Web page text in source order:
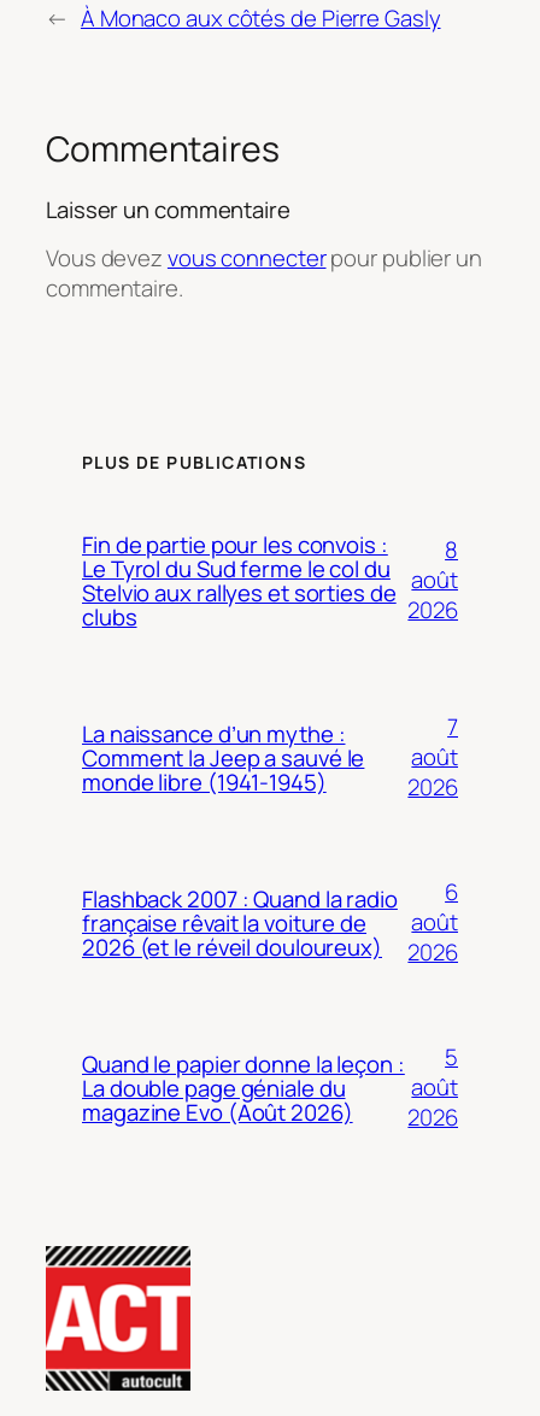
← À Monaco aux côtés de Pierre Gasly
Commentaires
Laisser un commentaire
Vous devezvous connecterpour publier un
commentaire.
PLUS DE PUBLICATIONS
Fin de partie pour les convois :
Le Tyrol du Sud ferme le col du
Stelvio aux rallyes et sorties de
clubs
8
août
2026
La naissance d’un mythe :
Comment la Jeep a sauvé le
monde libre (1941-1945)
7
août
2026
Flashback 2007 : Quand la radio
française rêvait la voiture de
2026 (et le réveil douloureux)
6
août
2026
Quand le papier donne la leçon :
La double page géniale du
magazine Evo (Août 2026)
5
août
2026